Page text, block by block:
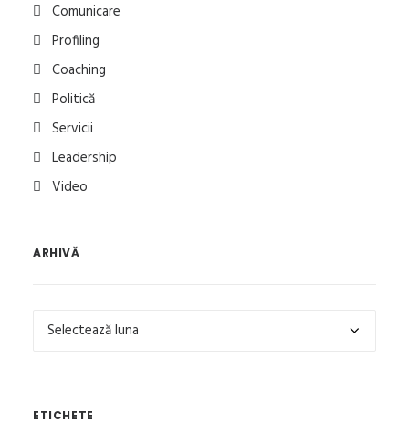
Comunicare
Profiling
Coaching
Politică
Servicii
Leadership
Video
ARHIVĂ
Arhivă
ETICHETE